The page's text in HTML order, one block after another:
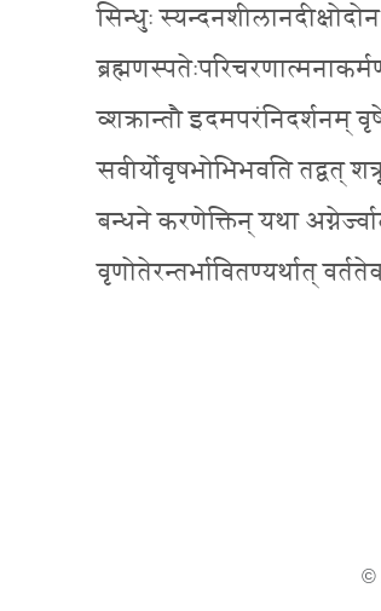
सिन्धुः
व्शक्रान्तौ इदमपरंनिदर्शनम्
सवीर्योवृषभोभिभवति तद्वत्
बन्धने करणेक्तिन् यथा
वृणोतेरन्तर्भावितण्यर्थात्
©